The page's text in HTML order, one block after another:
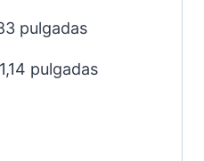
pulgadas
pulgadas